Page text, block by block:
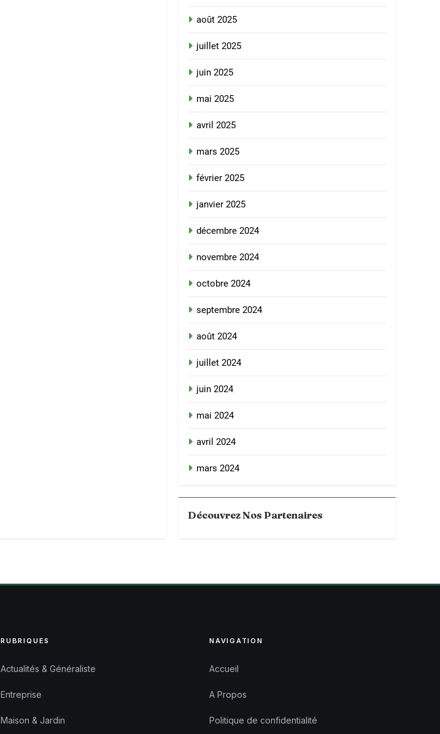
août 2025
juillet 2025
juin 2025
mai 2025
avril 2025
mars 2025
février 2025
janvier 2025
décembre 2024
novembre 2024
octobre 2024
septembre 2024
août 2024
juillet 2024
juin 2024
mai 2024
avril 2024
mars 2024
Découvrez Nos Partenaires
RUBRIQUES
Actualités & Généraliste
Entreprise
Maison & Jardin
NAVIGATION
Accueil
A Propos
Politique de confidentialité